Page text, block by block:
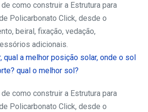
como construir a Estrutura para
Policarbonato Click, desde o
beiral, fixação, vedação,
adicionais.
como construir a Estrutura para
Policarbonato Click, desde o